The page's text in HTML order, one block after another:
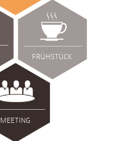
FRÜHSTÜCK
MEETING